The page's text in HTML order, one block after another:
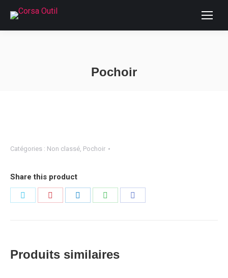
Pochoir
Catégories : Non classé, Pochoir
Share this product
Partager Partager Partager Partager
Produits similaires